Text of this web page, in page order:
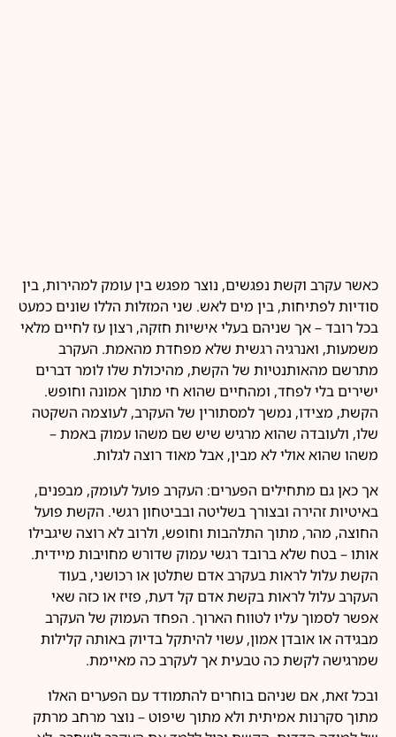
כאשר עקרב וקשת נפגשים, נוצר מפגש בין עומק למהירות, בין
סודיות לפתיחות, בין מים לאש. שני המזלות הללו שונים כמעט
בכל רובד – אך שניהם בעלי אישיות חזקה, רצון עז לחיים מלאי
משמעות, ואנרגיה רגשית שלא מפחדת מהאמת. העקרב
מתרשם מהאותנטיות של הקשת, מהיכולת שלו לומר דברים
ישירים בלי לפחד, ומהחיים שהוא חי מתוך אמונה וחופש.
הקשת, מצידו, נמשך למסתורין של העקרב, לעוצמה השקטה
שלו, ולעובדה שהוא מרגיש שיש שם משהו עמוק באמת –
משהו שהוא אולי לא מבין, אבל מאוד רוצה לגלות.
אך כאן גם מתחילים הפערים: העקרב פועל לעומק, מבפנים,
באיטיות זהירה ובצורך בשליטה ובביטחון רגשי. הקשת פועל
החוצה, מהר, מתוך התלהבות וחופש, ולרוב לא רוצה שיגבילו
אותו – בטח שלא ברובד רגשי עמוק שדורש מחויבות מיידית.
הקשת עלול לראות בעקרב אדם שתלטן או רכושני, בעוד
העקרב עלול לראות בקשת אדם קל דעת, פזיז או כזה שאי
אפשר לסמוך עליו לטווח הארוך. הפחד העמוק של העקרב
מבגידה או אובדן אמון, עשוי להיתקל בדיוק באותה קלילות
שמרגישה לקשת כה טבעית אך לעקרב כה מאיימת.
ובכל זאת, אם שניהם בוחרים להתמודד עם הפערים האלו
מתוך סקרנות אמיתית ולא מתוך שיפוט – נוצר מרחב מרתק